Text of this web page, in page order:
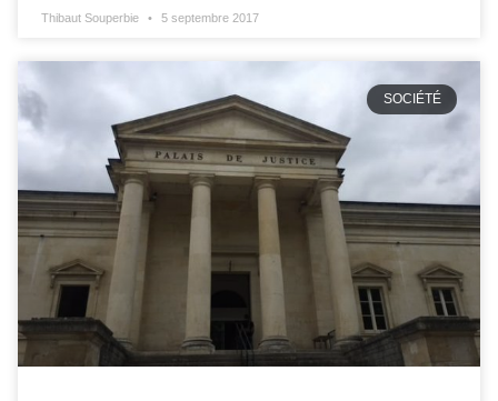
Thibaut Souperbie 5 septembre 2017
SOCIÉTÉ